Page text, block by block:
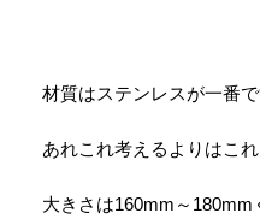
材質はステンレスが一番
あれこれ考えるよりはこ
大きさは160mm～